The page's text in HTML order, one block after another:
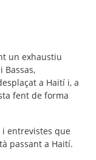
un exhaustiu
a Haití i, a
fent de forma
entrevistes que
passant a Haití.